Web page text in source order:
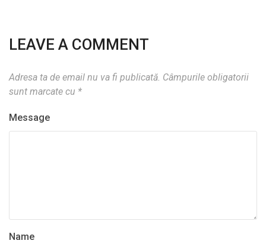
LEAVE A COMMENT
Adresa ta de email nu va fi publicată. Câmpurile obligatorii
sunt marcate cu *
Message
Name